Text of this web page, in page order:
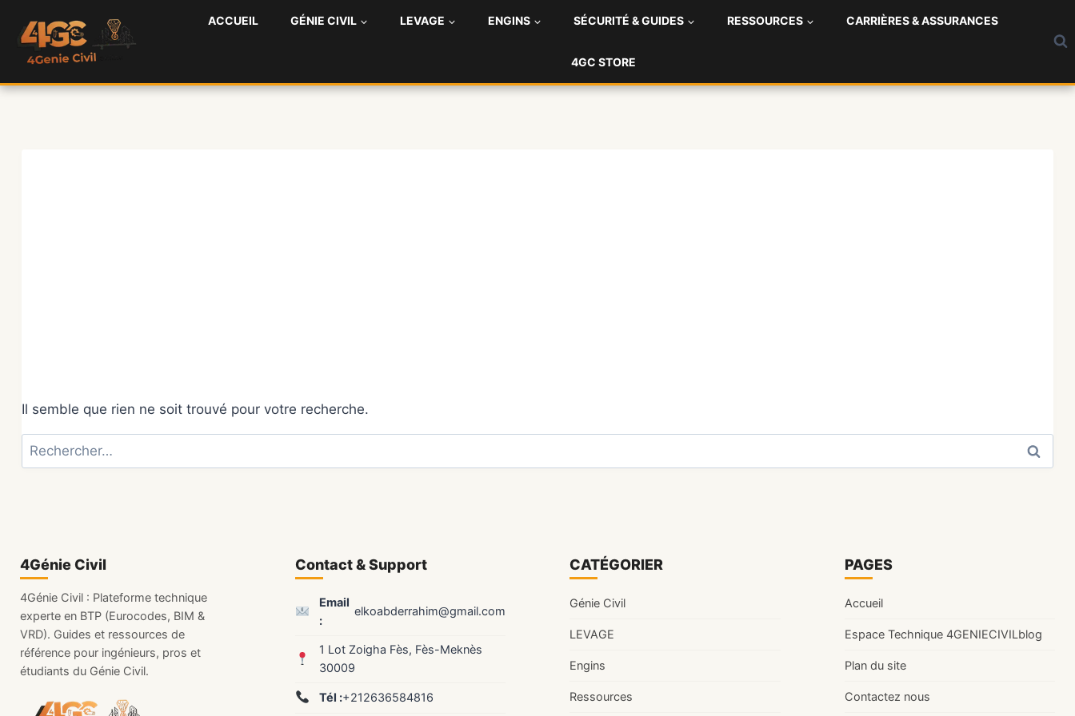
contenu
ACCUEIL GÉNIE CIVIL LEVAGE ENGINS SÉCURITÉ & GUIDES RESSOURCES CARRIÈRES & ASSURANCES
4GC STORE
Il semble que rien ne soit trouvé pour votre recherche.
Rechercher :
4Génie Civil
4Génie Civil : Plateforme technique
experte en BTP (Eurocodes, BIM &
VRD). Guides et ressources de
référence pour ingénieurs, pros et
étudiants du Génie Civil.
Contact & Support
Email
:
elkoabderrahim@gmail.com
1 Lot Zoigha Fès, Fès-Meknès
30009
Tél :+212636584816
CATÉGORIER
Génie Civil
LEVAGE
Engins
Ressources
PAGES
Accueil
Espace Technique 4GENIECIVILblog
Plan du site
Contactez nous